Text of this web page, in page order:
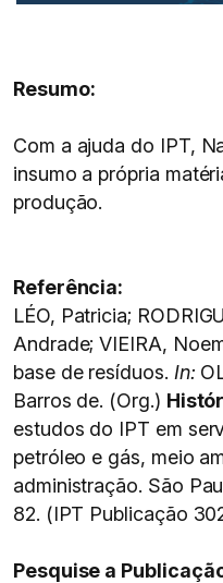
Resumo:
Com a ajuda do IPT,
insumo a própria
produção.
Referência:
LÉO, Patricia;
Andrade; VIEIRA,
base de resíduos. In:
Barros de. (Org.)
estudos do IPT em
petróleo e gás, meio
administração. São
82. (IPT Publicação
Pesquise a